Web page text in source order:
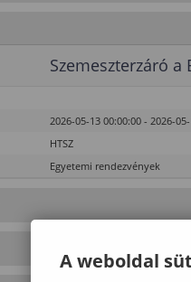
Szemeszterzáró
2026-05-13 00:00:00 - 2026-
HTSZ
Egyetemi rendezvények
A weboldal